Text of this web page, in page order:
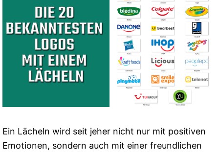
Ein Lächeln wird seit jeher nicht nur mit positiven
Emotionen, sondern auch mit einer freundlichen